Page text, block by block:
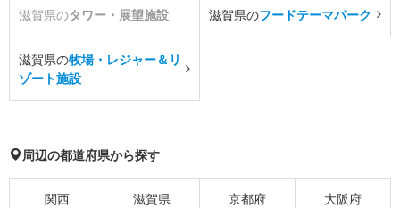
滋賀県のタワー・展望施設 滋賀県のフードテーマパーク
滋賀県の牧場・レジャー＆リ
ゾート施設
周辺の都道府県から探す
関西 滋賀県 京都府 大阪府